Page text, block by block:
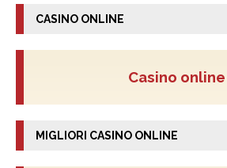
CASINO ONLINE
Casino online
MIGLIORI CASINO ONLINE